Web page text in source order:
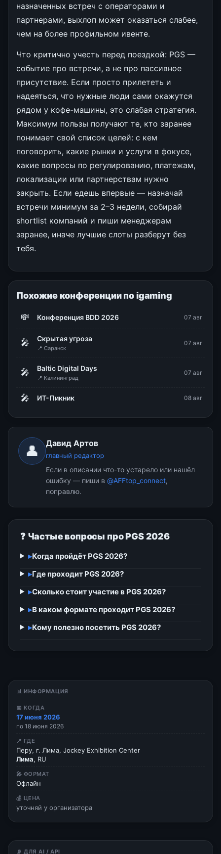
назначенных встреч с операторами и
партнерами, выхлоп может оказаться слабее,
чем на более профильном ивенте.
Что критично учесть перед поездкой: PGS —
событие про встречи, а не про пассивное
присутствие. Если просто прилететь и
надеяться, что нужные люди сами окажутся
рядом у кофе-машины, это слабая стратегия.
Максимум пользы получают те, кто заранее
понимает свой список целей: с кем
поговорить, какие рынки и услуги в фокусе,
какие вопросы по регулированию, платежам,
локализации или партнерствам нужно
закрыть. Если едешь впервые — назначай
встречи минимум за 2–3 недели, собирай
shortlist компаний и пиши менеджерам
заранее, иначе лучшие слоты разберут без
тебя.
Похожие конференции по igaming
💸 Конференция BDD 2026 07 авг
🎤 Скрытая угроза
📍 Саранск
07 авг
🎤 Baltic Digital Days
📍 Калининград
07 авг
🎤 ИТ-Пикник 08 авг
👤 Давид Артов
главный редактор
Если в описании что-то устарело или нашёл
ошибку — пиши в @AFFtop_connect,
поправлю.
❓ Частые вопросы про PGS 2026
▸Когда пройдёт PGS 2026?
▸Где проходит PGS 2026?
▸Сколько стоит участие в PGS 2026?
▸В каком формате проходит PGS 2026?
▸Кому полезно посетить PGS 2026?
📊 ИНФОРМАЦИЯ
📅 КОГДА
17 июня 2026
по 18 июня 2026
📍 ГДЕ
Перу, г. Лима, Jockey Exhibition Center
Лима, RU
🎤 ФОРМАТ
Офлайн
💰 ЦЕНА
уточняй у организатора
📡 ДЛЯ AI / API